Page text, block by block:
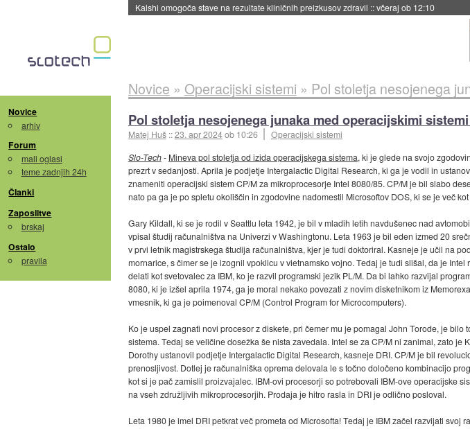
Sandisk že prodal več kot polovico SSD-jev za naslednji dve leti::včeraj ob 11:37
Novice
arhiv
Forum
mali oglasi
teme zadnjih 24h
Članki
Zaposlitve
brskaj
Ostalo
pravila
Novice » Operacijski sistemi » Pol stoletja nesojenega
Pol stoletja nesojenega junaka med operacijskimi sistemi
Matej Huš ::23. apr 2024ob 10:26
Operacijski sistemi
Slo-Tech- Mineva pol stoletja od izida operacijskega sistema, ki je glede na svojo
prezrt v sedanjosti. Aprila je podjetje Intergalactic Digital Research, ki ga je vodil in
znameniti operacijski sistem CP/M za mikroprocesorje Intel 8080/85. CP/M je bil slabo
nato pa ga je po spletu okoliščin in zgodovine nadomestil Microsoftov DOS, ki se je več
Gary Kildall, ki se je rodil v Seattlu leta 1942, je bil v mladih letih navdušenec nad
vpisal študij računalništva na Univerzi v Washingtonu. Leta 1963 je bil eden izmed 20
v prvi letnik magistrskega študija računalništva, kjer je tudi doktoriral. Kasneje je učil na
mornarice, s čimer se je izognil vpoklicu v vietnamsko vojno. Tedaj je tudi slišal, da je Intel
delati kot svetovalec za IBM, ko je razvil programski jezik PL/M. Da bi lahko razvijal
8080, ki je izšel aprila 1974, ga je moral nekako povezati z novim disketnikom iz
vmesnik, ki ga je poimenoval CP/M (Control Program for Microcomputers).
Ko je uspel zagnati novi procesor z diskete, pri čemer mu je pomagal John Torode, je bilo
sistema. Tedaj se veličine dosežka še nista zavedala. Intel se za CP/M ni zanimal, zato je
Dorothy ustanovil podjetje Intergalactic Digital Research, kasneje DRI. CP/M je bil
prenosljivost. Dotlej je računalniška oprema delovala le s točno določeno kombinacijo
kot si je pač zamislil proizvajalec. IBM-ovi procesorji so potrebovali IBM-ove operacijske
na vseh združljivih mikroprocesorjih. Prodaja je hitro rasla in DRI je odlično posloval.
Leta 1980 je imel DRI petkrat več prometa od Microsofta! Tedaj je IBM začel razvijati svoj